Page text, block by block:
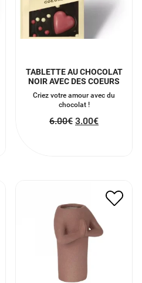
TABLETTE AU CHOCOLAT
NOIR AVEC DES COEURS
Criez votre amour avec du
chocolat !
6.00€ 3.00€